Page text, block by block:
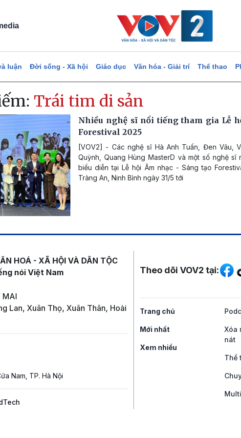
luận Đời sống - Xã hội Giáo dục Văn hóa - Giải trí Thể thao
Trái tim di sản
Nhiều nghệ sĩ nổi tiếng tham gia Lễ
Forestival 2025
[VOV2] - Các nghệ sĩ Hà Anh Tuấn, Đen Vâu,
Quỳnh, Quang Hùng MasterD và một số nghệ sĩ
biểu diễn tại Lễ hội Âm nhạc - Sáng tạo
Tràng An, Ninh Bình ngày 31/5 tới
HOÁ - XÃ HỘI VÀ DÂN TỘC
nói Việt Nam
MAI
Lan, Xuân Thọ, Xuân Thân, Hoài
Nam, TP. Hà Nội
Mạng xã hội
Theo dõi VOV2 tại:
Trang chủ
Mới nhất
Xem nhiều
Xóa
nát
Thể